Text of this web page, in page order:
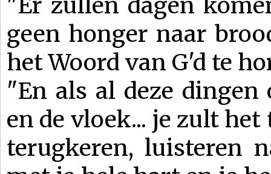
geen honger naar
het Woord van G'd te
"En als al deze
en de vloek... je zult
terugkeren, luisteren